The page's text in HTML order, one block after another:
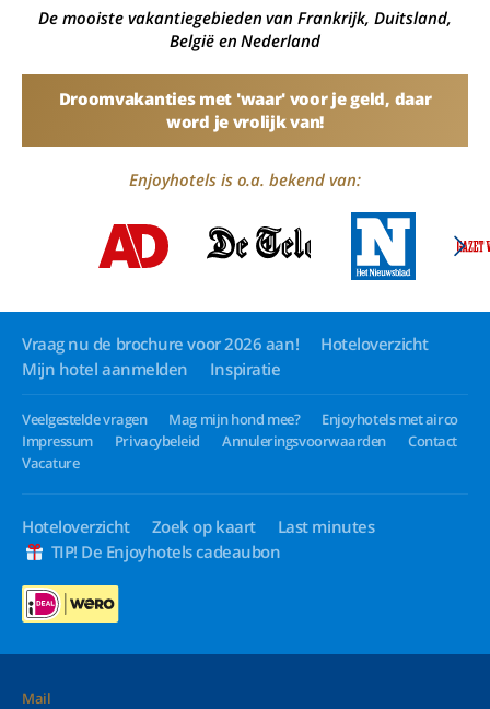
De mooiste vakantiegebieden van Frankrijk, Duitsland,
België en Nederland
Droomvakanties met 'waar' voor je geld, daar
word je vrolijk van!
Enjoyhotels is o.a. bekend van:
Vraag nu de brochure voor 2026 aan!
Hoteloverzicht
Mijn hotel aanmelden
Inspiratie
Veelgestelde vragen Mag mijn hond mee?
Enjoyhotels met airco
Impressum
Privacybeleid Annuleringsvoorwaarden
Contact
Vacature
Hoteloverzicht Zoek op kaart
Last minutes
TIP! De Enjoyhotels cadeaubon
Mail